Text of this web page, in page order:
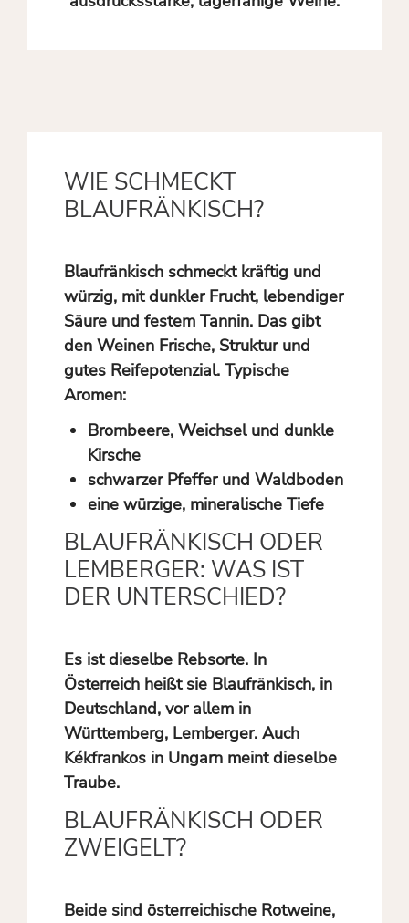
WIE SCHMECKT
BLAUFRÄNKISCH?
Blaufränkisch schmeckt kräftig und
würzig, mit dunkler Frucht, lebendiger
Säure und festem Tannin. Das gibt
den Weinen Frische, Struktur und
gutes Reifepotenzial. Typische
Aromen:
Brombeere, Weichsel und dunkle
Kirsche
schwarzer Pfeffer und Waldboden
eine würzige, mineralische Tiefe
BLAUFRÄNKISCH ODER
LEMBERGER: WAS IST
DER UNTERSCHIED?
Es ist dieselbe Rebsorte. In
Österreich heißt sie Blaufränkisch, in
Deutschland, vor allem in
Württemberg, Lemberger. Auch
Kékfrankos in Ungarn meint dieselbe
Traube.
BLAUFRÄNKISCH ODER
ZWEIGELT?
Beide sind österreichische Rotweine,